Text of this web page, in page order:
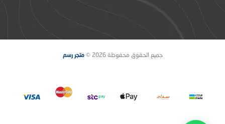
جميع الحقوق محفوظة 2026 © متجر رسم